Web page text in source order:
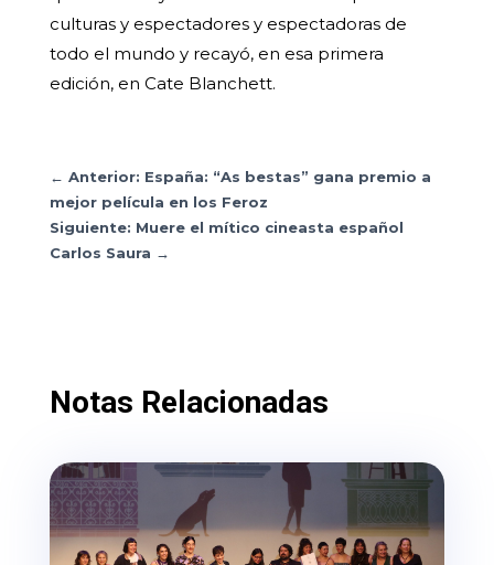
culturas y espectadores y espectadoras de
todo el mundo y recayó, en esa primera
edición, en Cate Blanchett.
← Anterior: España: “As bestas” gana premio a
mejor película en los Feroz
Siguiente: Muere el mítico cineasta español
Carlos Saura →
Notas Relacionadas